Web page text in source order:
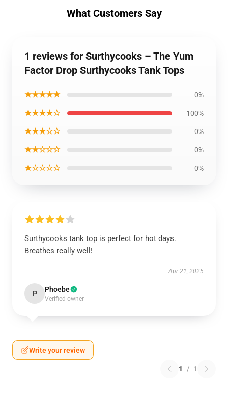
What Customers Say
1 reviews for Surthycooks – The Yum
Factor Drop Surthycooks Tank Tops
★★★★★ 0%
★★★★☆ 100%
★★★☆☆ 0%
★★☆☆☆ 0%
★☆☆☆☆ 0%
Surthycooks tank top is perfect for hot days.
Breathes really well!
Apr 21, 2025
P Phoebe
Verified owner
Write your review
1 / 1